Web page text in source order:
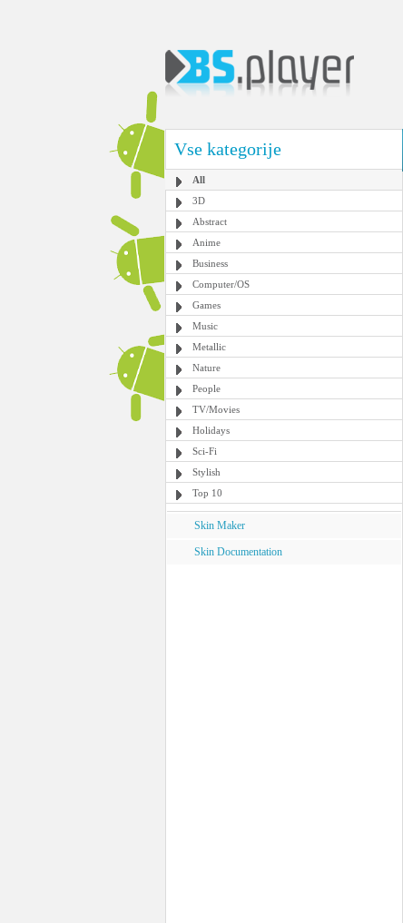
Vse kategorije
All
3D
Abstract
Anime
Business
Computer/OS
Games
Music
Metallic
Nature
People
TV/Movies
Holidays
Sci-Fi
Stylish
Top 10
Skin Maker
Skin Documentation